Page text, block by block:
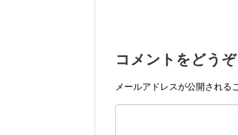
コメントをどうぞ
メールアドレスが公開される